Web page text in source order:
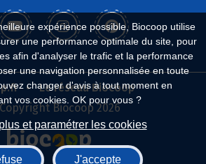
expérience possible, Biocoop utilise
une performance optimale du site, pour
afin d'analyser le trafic et la performance
une navigation personnalisée en toute
changer d'avis à tout moment en
vos cookies. OK pour vous ?
et paramétrer les cookies
J'accepte
Le réseau Biocoop
Copyright Biocoop 2026